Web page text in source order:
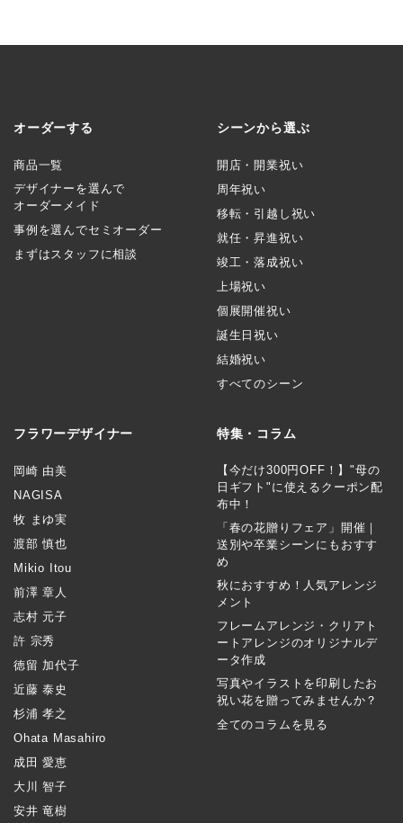
オーダーする
商品一覧
デザイナーを選んで
オーダーメイド
事例を選んでセミオーダー
まずはスタッフに相談
シーンから選ぶ
開店・開業祝い
周年祝い
移転・引越し祝い
就任・昇進祝い
竣工・落成祝い
上場祝い
個展開催祝い
誕生日祝い
結婚祝い
すべてのシーン
フラワーデザイナー
岡崎 由美
NAGISA
牧 まゆ実
渡部 慎也
Mikio Itou
前澤 章人
志村 元子
許 宗秀
徳留 加代子
近藤 泰史
杉浦 孝之
Ohata Masahiro
成田 愛恵
大川 智子
安井 竜樹
特集・コラム
【今だけ300円OFF！】"母の
日ギフト"に使えるクーポン配
布中！
「春の花贈りフェア」開催｜
送別や卒業シーンにもおすす
め
秋におすすめ！人気アレンジ
メント
フレームアレンジ・クリアト
ートアレンジのオリジナルデ
ータ作成
写真やイラストを印刷したお
祝い花を贈ってみませんか？
全てのコラムを見る